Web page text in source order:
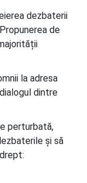
dezbaterii
de
la adresa
dintre
perturbată,
și să